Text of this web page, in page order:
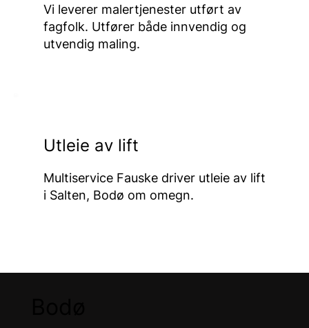
Vi leverer malertjenester utført av
fagfolk. Utfører både innvendig og
utvendig maling.
Utleie av lift
Multiservice Fauske driver utleie av lift
i Salten, Bodø om omegn.